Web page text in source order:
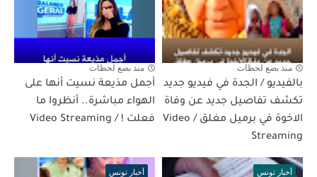
منذ بضع لحظات
بالفيديو / الجدة في فيديو جديد
تكشف تفاصيل جديد عن وفاة
الاخوة في برميل مغلق / Video
Streaming
منذ بضع لحظات
أجمل مذيعة نسيت أنها على
الهواء مباشرة.. أنظروا ما
فعلت ! / Video Streaming
أخبار تونس أخبار تونس